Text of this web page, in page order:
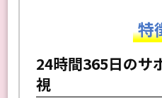
特
24時間365日のサ
視